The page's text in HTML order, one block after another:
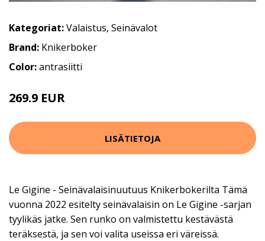
Kategoriat:Valaistus, Seinävalot
Brand: Knikerboker
Color:antrasiitti
269.9 EUR
LISÄTIETOJA
Le Gigine - Seinävalaisinuutuus Knikerbokerilta Tämä
vuonna 2022 esitelty seinävalaisin on Le Gigine -sarjan
tyylikäs jatke. Sen runko on valmistettu kestävästä
teräksestä, ja sen voi valita useissa eri väreissä.